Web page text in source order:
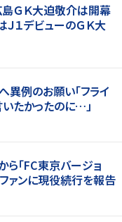
ＧＫ大迫敬介は開幕
１デビューのＧＫ大
異例のお願い「フライ
たかったのに…」
ら「FC東京バージョ
ァンに現役続行を報告